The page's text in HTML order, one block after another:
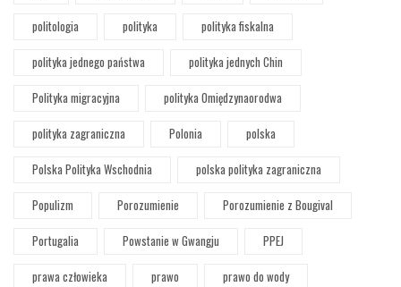
politologia
polityka
polityka fiskalna
polityka jednego państwa
polityka jednych Chin
Polityka migracyjna
polityka Omiędzynaorodwa
polityka zagraniczna
Polonia
polska
Polska Polityka Wschodnia
polska polityka zagraniczna
Populizm
Porozumienie
Porozumienie z Bougival
Portugalia
Powstanie w Gwangju
PPEJ
prawa człowieka
prawo prawo do wody